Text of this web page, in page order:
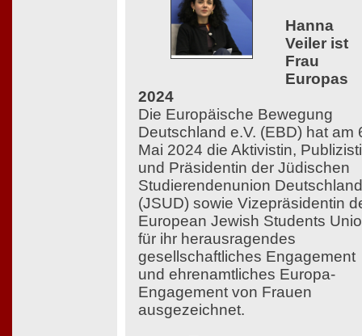
Hanna
Veiler ist
Frau
Europas
2024
Die Europäische Bewegung
Deutschland e.V. (EBD) hat am
Mai 2024 die Aktivistin,
und Präsidentin der Jüdischen
Studierendenunion
(JSUD) sowie Vizepräsidentin
European Jewish Students
für ihr herausragendes
gesellschaftliches Engagement
und ehrenamtliches Europa-
Engagement von Frauen
ausgezeichnet.